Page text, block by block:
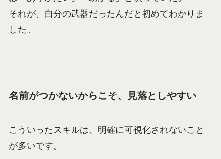
それが、自分の武器だったんだと初めてわかりま
した。
名前がつかないからこそ、見落としやすい
こういったスキルは、明確に可視化されないこと
が多いです。